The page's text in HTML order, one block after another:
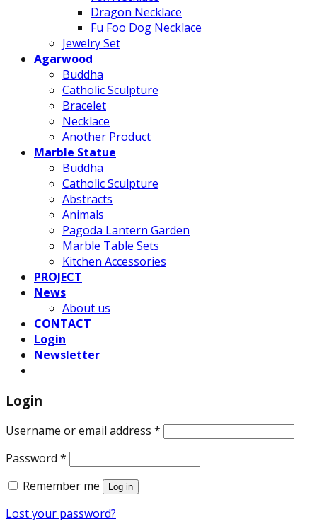
Dragon Necklace
Fu Foo Dog Necklace
Jewelry Set
Agarwood
Buddha
Catholic Sculpture
Bracelet
Necklace
Another Product
Marble Statue
Buddha
Catholic Sculpture
Abstracts
Animals
Pagoda Lantern Garden
Marble Table Sets
Kitchen Accessories
PROJECT
News
About us
CONTACT
Login
Newsletter
Login
Username or email address *
Password *
Remember me
Log in
Lost your password?